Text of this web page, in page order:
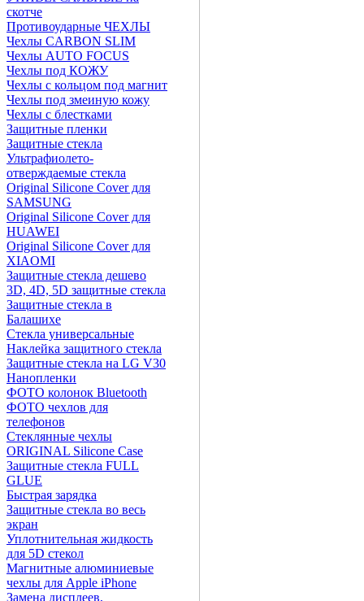
скотче
Противоударные ЧЕХЛЫ
Чехлы CARBON SLIM
Чехлы AUTO FOCUS
Чехлы под КОЖУ
Чехлы с кольцом под магнит
Чехлы под змеиную кожу
Чехлы с блестками
Защитные пленки
Защитные стекла
Ультрафиолето-
отверждаемые стекла
Original Silicone Cover для
SAMSUNG
Original Silicone Cover для
HUAWEI
Original Silicone Cover для
XIAOMI
Защитные стекла дешево
3D, 4D, 5D защитные стекла
Защитные стекла в
Балашихе
Стекла универсальные
Наклейка защитного стекла
Защитные стекла на LG V30
Нанопленки
ФОТО колонок Bluetooth
ФOTO чехлов для
телефонов
Стеклянные чехлы
ORIGINAL Silicone Case
Защитные стекла FULL
GLUE
Быстрая зарядка
Защитные стекла во весь
экран
Уплотнительная жидкость
для 5D стекол
Магнитные алюминиевые
чехлы для Apple iPhone
Замена дисплеев,